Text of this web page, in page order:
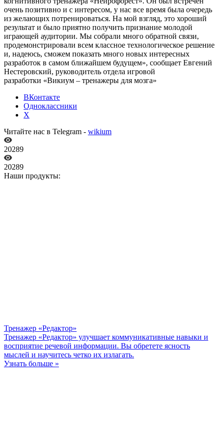
очень позитивно и с интересом, у нас все время была очередь
из желающих потренироваться. На мой взгляд, это хороший
результат и было приятно получить признание молодой
играющей аудитории. Мы собрали много обратной связи,
продемонстрировали всем классное технологическое решение
и, надеюсь, сможем показать много новых интересных
разработок в самом ближайшем будущем», сообщает Евгений
Нестеровский, руководитель отдела игровой
разработки «Викиум – тренажеры для мозга»
ВКонтакте
Одноклассники
X
Читайте нас в Telegram - wikium
20289
20289
Наши продукты:
Тренажер «Редактор»
Тренажер «Редактор» улучшает коммуникативные навыки и
восприятие речевой информации. Вы обретете ясность
мыслей и научитесь четко их излагать.
Узнать больше »